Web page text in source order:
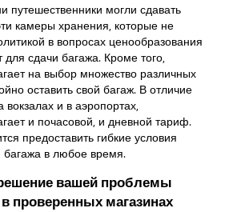
путешественники могли сдавать
камеры хранения, которые не
в вопросах ценообразования
сдачи багажа. Кроме того,
на выбор множество различных
оставить свой багаж. В отличие
и в аэропортах,
и почасовой, и дневной тариф.
предоставить гибкие условия
багажа в любое время.
вашей проблемы
проверенных магазинах